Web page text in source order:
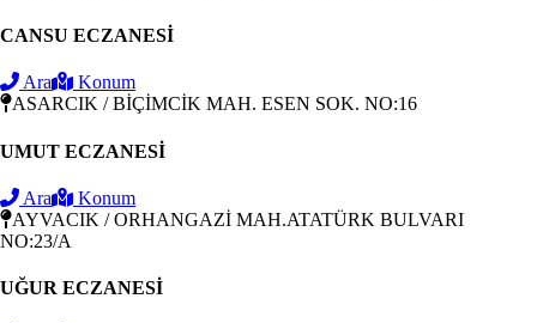
CANSU ECZANESİ
Ara
Konum
ASARCIK / BİÇİMCİK MAH. ESEN SOK. NO:16
UMUT ECZANESİ
Ara
Konum
AYVACIK / ORHANGAZİ MAH.ATATÜRK BULVARI
NO:23/A
UĞUR ECZANESİ